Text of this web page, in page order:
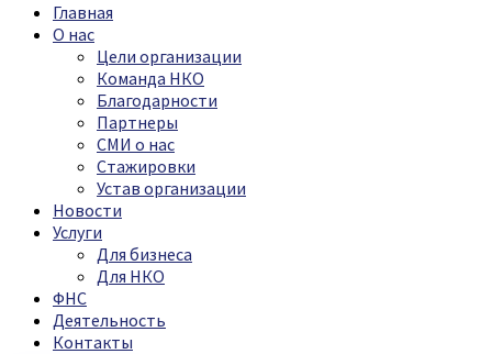
Главная
О нас
Цели организации
Команда НКО
Благодарности
Партнеры
СМИ о нас
Стажировки
Устав организации
Новости
Услуги
Для бизнеса
Для НКО
ФНС
Деятельность
Контакты